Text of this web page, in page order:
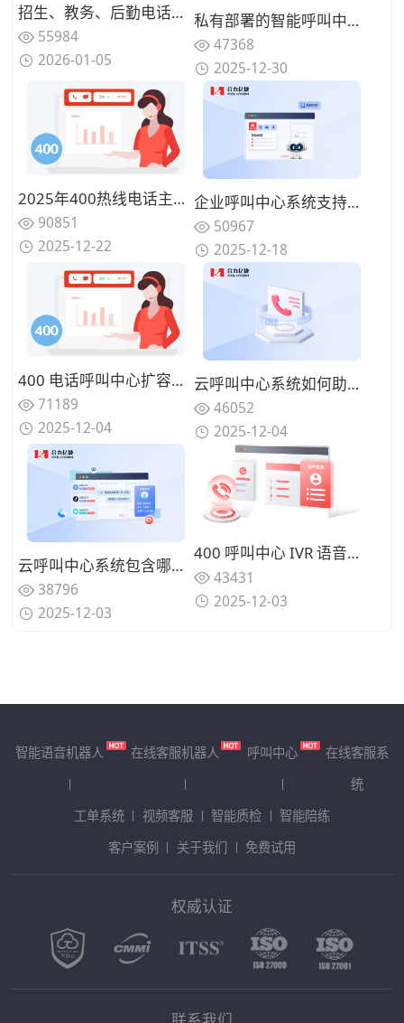
招生、教务、后勤电话混在一起，高校热线电话为何总是“谁都不满意”？
55984
2026-01-05
私有部署的智能呼叫中心系统成本构成是什么？一次性投入 vs 长期运维
47368
2025-12-30
2025年400热线电话主流厂商推荐：背靠运营商资源、服务最可靠的公司盘点
90851
2025-12-22
企业呼叫中心系统支持云端部署吗？两种部署模式对比
50967
2025-12-18
400 电话呼叫中心扩容：应对季度业务高峰弹性计费策略
71189
2025-12-04
云呼叫中心系统如何助力企业降低客服运营成本？
46052
2025-12-04
云呼叫中心系统包含哪些核心功能？能否满足企业全场景需求？
38796
2025-12-03
400 呼叫中心 IVR 语音导航：电商售后 15 个常见问题分流设计
43431
2025-12-03
智能语音机器人 在线客服机器人 呼叫中心
在线客服系
统
工单系统
视频客服 智能质检
智能陪练
客户案例
关于我们 免费试用
权威认证